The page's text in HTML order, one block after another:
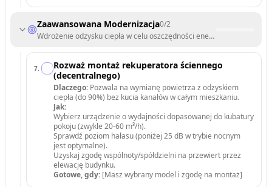
Zaawansowana Modernizacja0/2
Wdrożenie odzysku ciepła w celu oszczędności energii.
7.
Rozważ montaż rekuperatora ściennego
(decentralnego)
Dlaczego: Pozwala na wymianę powietrza z odzyskiem
ciepła (do 90%) bez kucia kanałów w całym mieszkaniu.
Jak:
Wybierz urządzenie o wydajności dopasowanej do kubatury
pokoju (zwykle 20-60 m³/h).
Sprawdź poziom hałasu (poniżej 25 dB w trybie nocnym
jest optymalne).
Uzyskaj zgodę wspólnoty/spółdzielni na przewiert przez
elewację budynku.
Gotowe, gdy: [Masz wybrany model i zgodę na montaż]